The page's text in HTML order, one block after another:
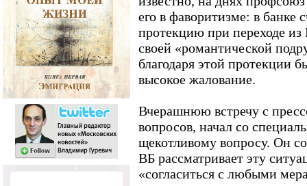
его в фаворитизме: в банке
протекцию при переходе
своей «романтической
благодаря этой протекции
высокое жалование.
Вчерашнюю встречу с
вопросов, начал со
щекотливому вопросу. Он
ВБ рассматривает эту
«согласиться с любыми